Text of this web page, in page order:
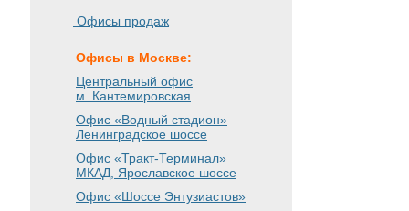
Офисы продаж
Офисы в Москве:
Центральный офис
м. Кантемировская
Офис «Водный стадион»
Ленинградское шоссе
Офис «Тракт-Терминал»
МКАД, Ярославское шоссе
Офис «Шоссе Энтузиастов»